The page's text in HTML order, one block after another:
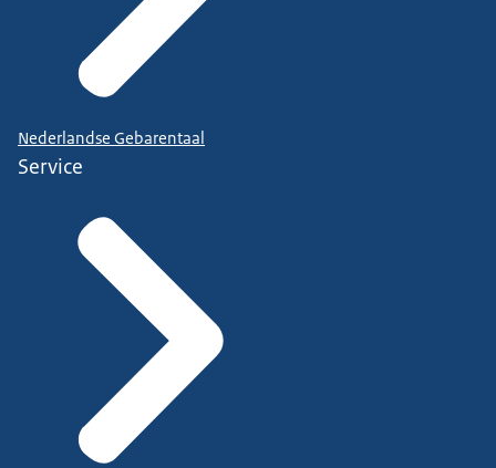
Nederlandse Gebarentaal
Service